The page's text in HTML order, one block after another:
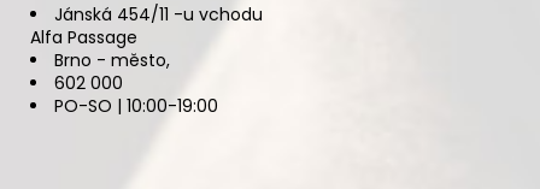
Jánská 454/11 -u vchodu
Alfa Passage
Brno - město,
602 000
PO-SO | 10:00-19:00